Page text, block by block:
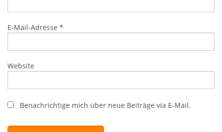
E-Mail-Adresse *
Website
Benachrichtige mich über neue Beiträge via E-Mail.